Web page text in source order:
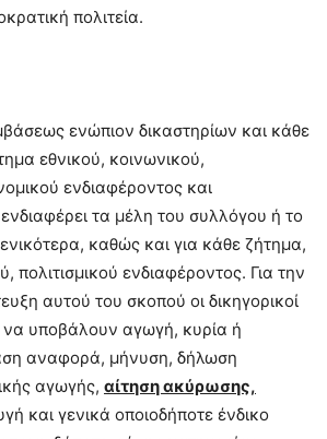
πολιτεία.
ενώπιον δικαστηρίων και κάθε
εθνικού, κοινωνικού,
ενδιαφέροντος και
τα μέλη του συλλόγου ή το
καθώς και για κάθε ζήτημα,
πολιτισμικού ενδιαφέροντος. Για την
αυτού του σκοπού οι δικηγορικοί
να υποβάλουν αγωγή, κυρία ή
αναφορά, μήνυση, δήλωση
αγωγής, αίτηση ακύρωσης,
και γενικά οποιοδήποτε ένδικο